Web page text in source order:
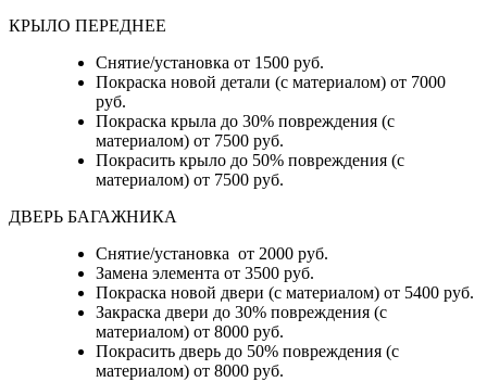
КРЫЛО ПЕРЕДНЕЕ
Снятие/установка от 1500 руб.
Покраска новой детали (с материалом) от 7000
руб.
Покраска крыла до 30% повреждения (с
материалом) от 7500 руб.
Покрасить крыло до 50% повреждения (с
материалом) от 7500 руб.
ДВЕРЬ БАГАЖНИКА
Снятие/установка от 2000 руб.
Замена элемента от 3500 руб.
Покраска новой двери (с материалом) от 5400 руб.
Закраска двери до 30% повреждения (с
материалом) от 8000 руб.
Покрасить дверь до 50% повреждения (с
материалом) от 8000 руб.